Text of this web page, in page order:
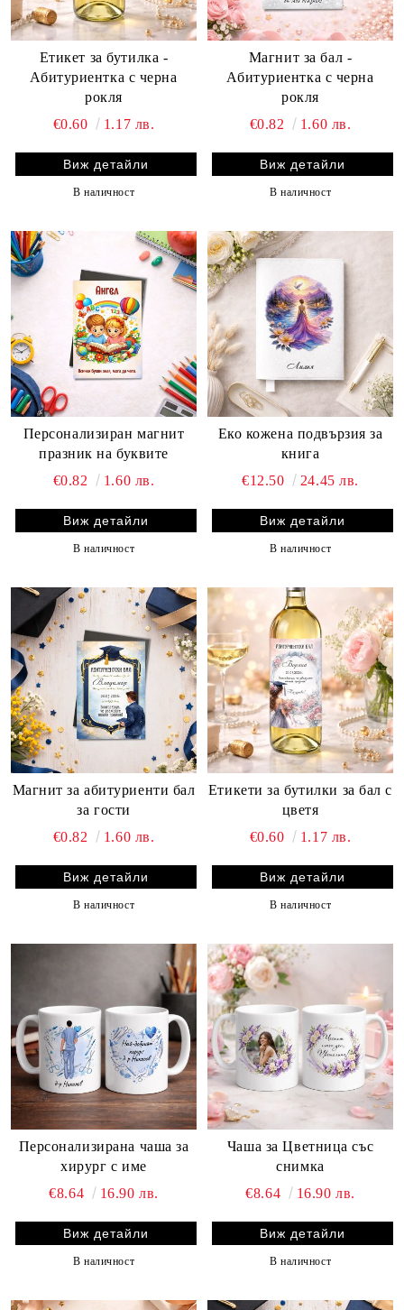
Етикет за бутилка -
Абитуриентка с черна
рокля
€0.60
1.17 лв.
Виж детайли
В наличност
Магнит за бал -
Абитуриентка с черна
рокля
€0.82
1.60 лв.
Виж детайли
В наличност
Персонализиран магнит
празник на буквите
€0.82
1.60 лв.
Виж детайли
В наличност
Еко кожена подвързия за
книга
€12.50
24.45 лв.
Виж детайли
В наличност
Магнит за абитуриенти бал
за гости
€0.82
1.60 лв.
Виж детайли
В наличност
Етикети за бутилки за бал с
цветя
€0.60
1.17 лв.
Виж детайли
В наличност
Персонализирана чаша за
хирург с име
€8.64
16.90 лв.
Виж детайли
В наличност
Чаша за Цветница със
снимка
€8.64
16.90 лв.
Виж детайли
В наличност